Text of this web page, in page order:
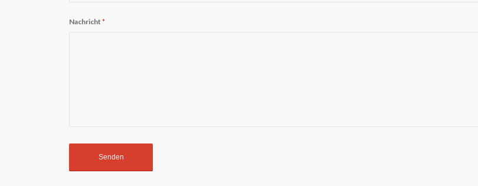
Nachricht*